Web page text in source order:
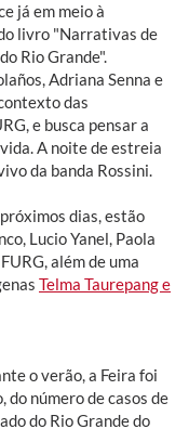
já em meio à
livro "Narrativas de
Rio Grande".
Adriana Senna e
das
e busca pensar a
A noite de estreia
da banda Rossini.
dias, estão
Lucio Yanel, Paola
além de uma
Telma Taurepang e
o verão, a Feira foi
número de casos de
do Rio Grande do